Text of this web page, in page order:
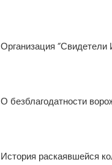
Организация “Свидетели
О безблагодатности
История раскаявшейся